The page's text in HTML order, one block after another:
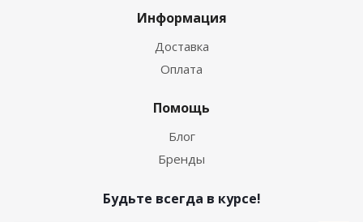
Информация
Доставка
Оплата
Помощь
Блог
Бренды
Будьте всегда в курсе!